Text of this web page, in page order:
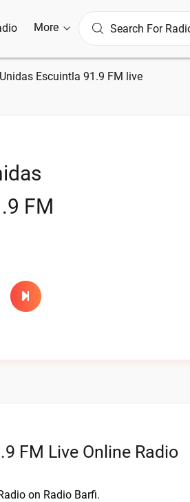
More
Escuintla 91.9 FM live
FM
FM Live Online Radio
on Radio Barfi.